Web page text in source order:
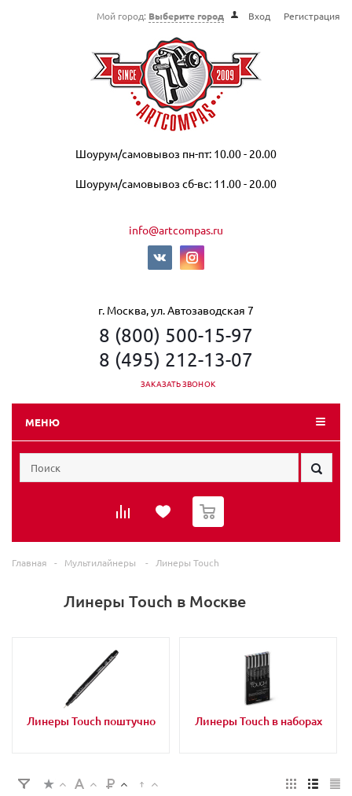
Мой город: Выберите город Вход Регистрация
Шоурум/самовывоз пн-пт: 10.00 - 20.00
Шоурум/самовывоз сб-вс: 11.00 - 20.00
info@artcompas.ru
г. Москва, ул. Автозаводская 7
8 (800) 500-15-97
8 (495) 212-13-07
ЗАКАЗАТЬ ЗВОНОК
МЕНЮ
0
Главная - Мультилайнеры - Линеры Touch
Линеры Touch в Москве
Линеры Touch поштучно Линеры Touch в наборах